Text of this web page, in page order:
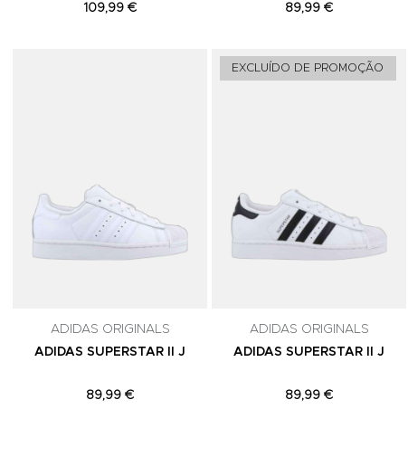
109,99 € 89,99 €
Adicionar aos Favoritos
ADIDAS ORIGINALS
ADIDAS SUPERSTAR II J
89,99 €
EXCLUÍDO DE PROMOÇÃO
ADIDAS ORIGINALS
ADIDAS SUPERSTAR II J
89,99 €